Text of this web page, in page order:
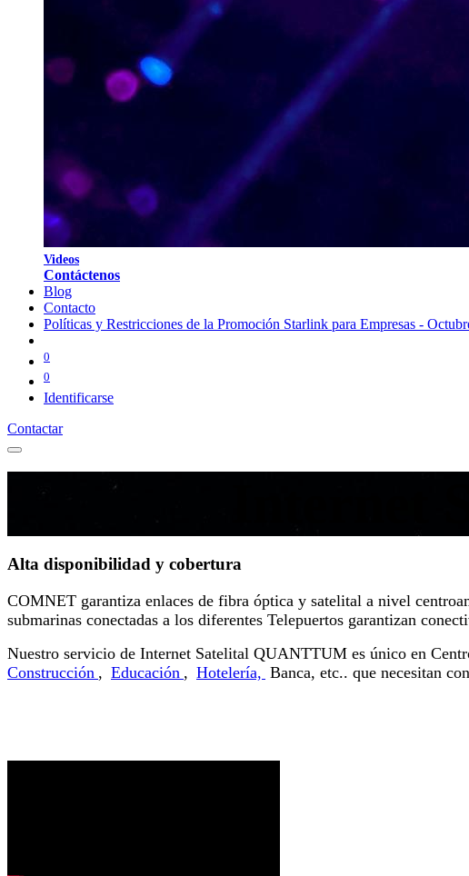
Videos
Contáctenos
Blog
Contacto
Políticas y Restricciones de la Promoción Starlink para Empresas -
0
0
Identificarse
Contactar
Internet
Alta disponibilidad y cobertura
COMNET garantiza enlaces de fibra óptica y satelital a nivel
submarinas conectadas a los diferentes Telepuertos garantizan
Nuestro servicio de Internet Satelital QUANTTUM es único en
Construcción , Educación , Hotelería, Banca, etc.. que necesitan